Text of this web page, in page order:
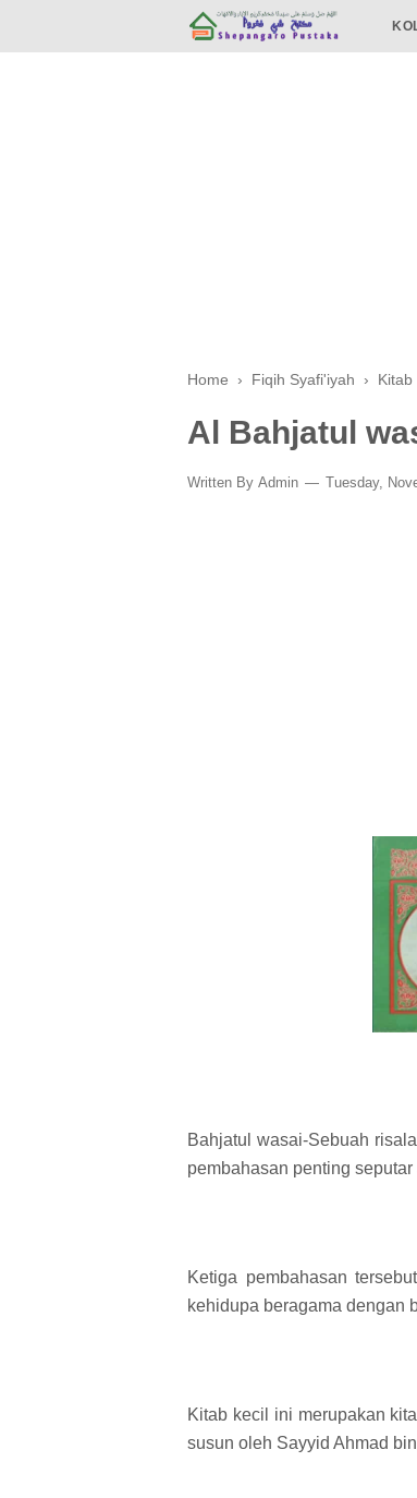
Home › Fiqih Syafi'iyah › Kitab
Al Bahjatul
Written By Admin Tuesday,
Bahjatul wasai-Sebuah
pembahasan penting
Ketiga pembahasan
kehidupa beragama dengan
Kitab kecil ini merupakan
susun oleh Sayyid Ahmad